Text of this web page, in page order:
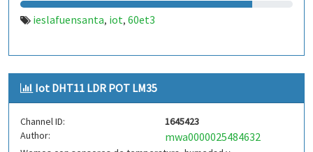
ieslafuensanta, iot, 60et3
Iot DHT11 LDR POT LM35
Channel ID:
1645423
Author:
mwa0000025484632